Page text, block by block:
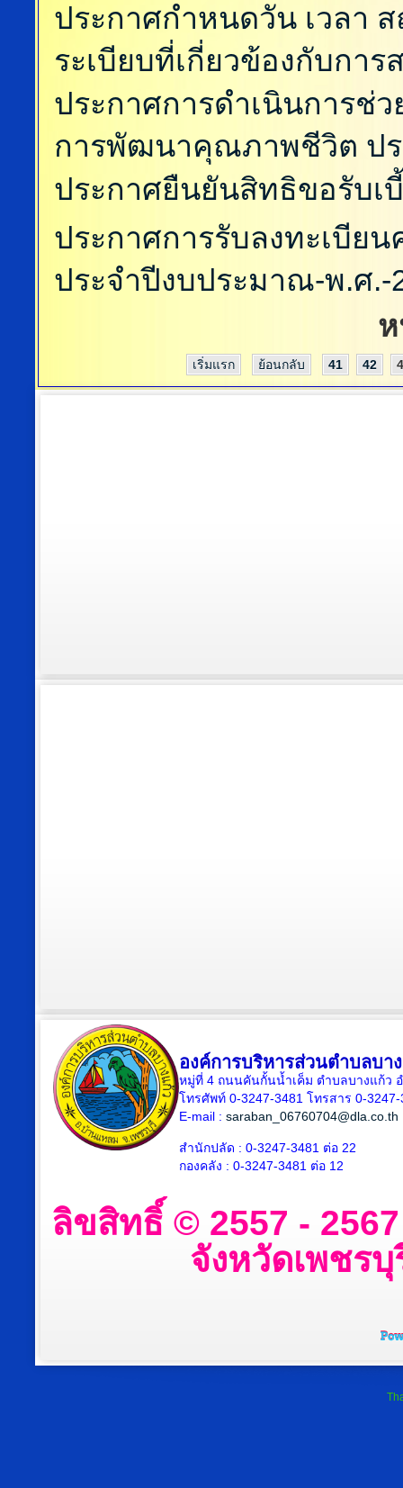
ประกาศกำหนดวัน เวลา
ระเบียบที่เกี่ยวข้องกับกา
ประกาศการดำเนินการช่
การพัฒนาคุณภาพชีวิต ปร
ประกาศยืนยันสิทธิขอรับเ
ประกาศการรับลงทะเบีย
ประจำปีงบประมาณ-พ.ศ.-
ห
เริ่มแรก ย้อนกลับ 41 42
องค์การบริหารส่วนตำบลบา
หมู่ที่ 4 ถนนคันกั้นน้ำเค็ม ตำบลบางแก้ว
โทรศัพท์ 0-3247-3481 โทรสาร 0-3247-
E-mail : saraban_06760704@dla.co.th
สำนักปลัด : 0-3247-3481 ต่อ 22
กองคลัง : 0-3247-3481 ต่อ 12
ลิขสิทธิ์ © 2557 -
จังหวัดเพชร